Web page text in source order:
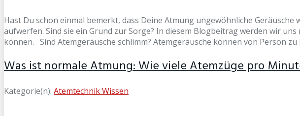
Hast Du schon einmal bemerkt, dass Deine Atmung ungewöhnliche
aufwerfen. Sind sie ein Grund zur Sorge? In diesem Blogbeitrag werden wir
können. Sind Atemgeräusche schlimm? Atemgeräusche können von Person zu
Was ist normale Atmung: Wie viele Atemzüge pro
Kategorie(n): Atemtechnik Wissen